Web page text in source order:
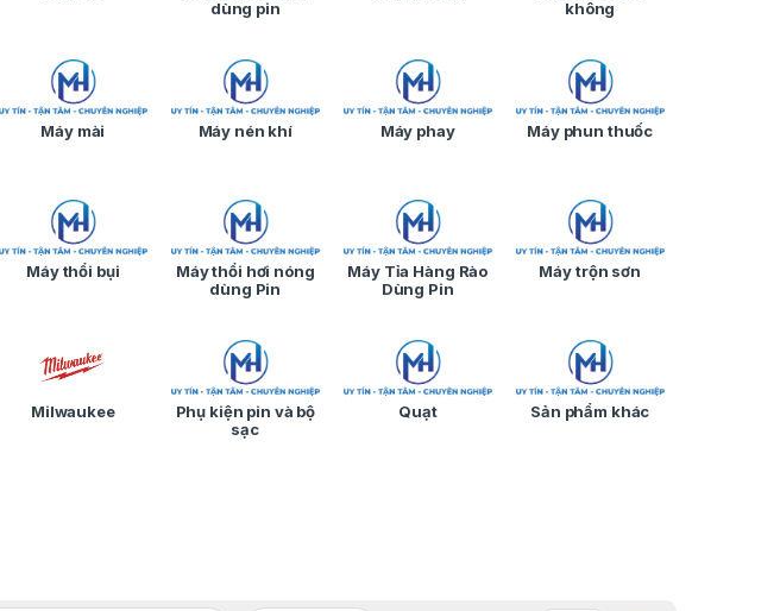
dùng pin
không
Máy mài Máy nén khí Máy phay Máy phun thuốc
Máy thổi bụi
Máy thổi hơi nóng
dùng Pin
Máy Tỉa Hàng Rào
Dùng Pin
Máy trộn sơn
Milwaukee
Phụ kiện pin và bộ
sạc
Quạt Sản phẩm khác